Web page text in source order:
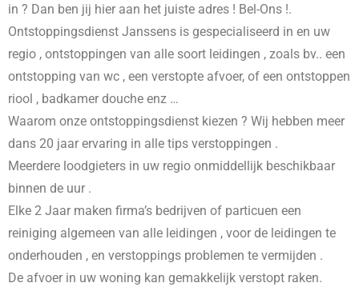
in ? Dan ben jij hier aan het juiste adres ! Bel-Ons !.
Ontstoppingsdienst Janssens is gespecialiseerd in en uw
regio , ontstoppingen van alle soort leidingen , zoals bv.. een
ontstopping van wc , een verstopte afvoer, of een ontstoppen
riool , badkamer douche enz …
Waarom onze ontstoppingsdienst kiezen ? Wij hebben meer
dans 20 jaar ervaring in alle tips verstoppingen .
Meerdere loodgieters in uw regio onmiddellijk beschikbaar
binnen de uur .
Elke 2 Jaar maken firma’s bedrijven of particuen een
reiniging algemeen van alle leidingen , voor de leidingen te
onderhouden , en verstoppings problemen te vermijden .
De afvoer in uw woning kan gemakkelijk verstopt raken.